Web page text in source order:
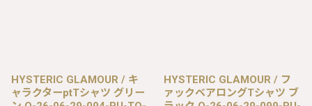
HYSTERIC GLAMOUR / キ
ャラクターptTシャツ グリー
HYSTERIC GLAMOUR / フ
ァックベアロングTシャツ ブ